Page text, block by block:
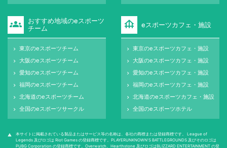
groups
おすすめ地域のeスポーツ
チーム
keyboard_arrow_right 東京のeスポーツチーム
keyboard_arrow_right 大阪のeスポーツチーム
keyboard_arrow_right 愛知のeスポーツチーム
keyboard_arrow_right 福岡のeスポーツチーム
keyboard_arrow_right 北海道のeスポーツチーム
keyboard_arrow_right 全国のeスポーツサークル
foundation eスポーツカフェ・施設
keyboard_arrow_right 東京のeスポーツカフェ・施設
keyboard_arrow_right 大阪のeスポーツカフェ・施設
keyboard_arrow_right 愛知のeスポーツカフェ・施設
keyboard_arrow_right 福岡のeスポーツカフェ・施設
keyboard_arrow_right 北海道のeスポーツカフェ・施設
keyboard_arrow_right 全国のeスポーツホテル
warning
本サイトに掲載されている製品またはサービス等の名称は、各社の商標または登録商標です。 League of
Legends 及びロゴは Riot Games の登録商標です。PLAYERUNKNOWN'S BATTLEGROUNDS 及びそのロゴは
PUBG Corporation の登録商標です。Overwatch、Hearthstone 及びロゴはBLIZZARD ENTERTAINMENT の登